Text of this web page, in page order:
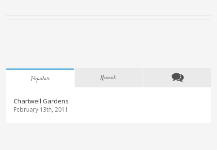
Popular Recent
Chartwell Gardens
February 13th, 2011